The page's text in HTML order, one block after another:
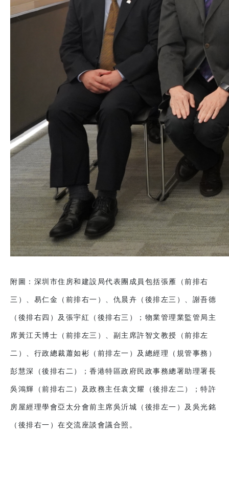
附圖：深圳市住房和建設局代表團成員包括張雁（前排右
三）、易仁金（前排右一）、仇晨卉（後排左三）、謝吾德
（後排右四）及張宇紅（後排右三）；物業管理業監管局主
席黃江天博士（前排左三）、副主席許智文教授（前排左
二）、行政總裁蕭如彬（前排左一）及總經理（規管事務）
彭慧深（後排右二）；香港特區政府民政事務總署助理署長
吳鴻輝（前排右二）及政務主任袁文耀（後排左二）；特許
房屋經理學會亞太分會前主席吳沂城（後排左一）及吳光銘
（後排右一）在交流座談會議合照。